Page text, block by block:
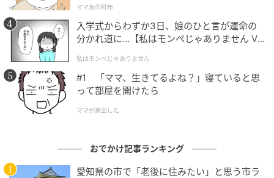
鍾路3街駅近くの『Seoul Gypsy』（서울집시）に寄っ
て、クラフトビールでノドを潤す。
17：00
金浦国際空港から帰国。
ママ友の財布
入学式からわずか3日、娘のひと言が運命の
分かれ道に…【私はモンペじゃありません Vo
私はモンペじゃありません
#1 「ママ、生きてるよね？」寝ていると思
って部屋を開けたら
ママが家出した
おでかけ記事ランキング
愛知県の市で「老後に住みたい」と思う市ラ